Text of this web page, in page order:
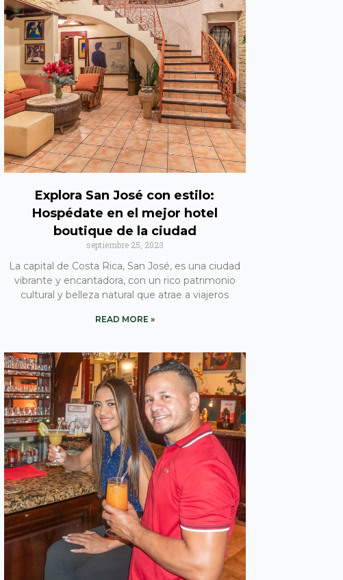
Explora San José con estilo:
Hospédate en el mejor hotel
boutique de la ciudad
septiembre 25, 2023
La capital de Costa Rica, San José, es una ciudad
vibrante y encantadora, con un rico patrimonio
cultural y belleza natural que atrae a viajeros
READ MORE »